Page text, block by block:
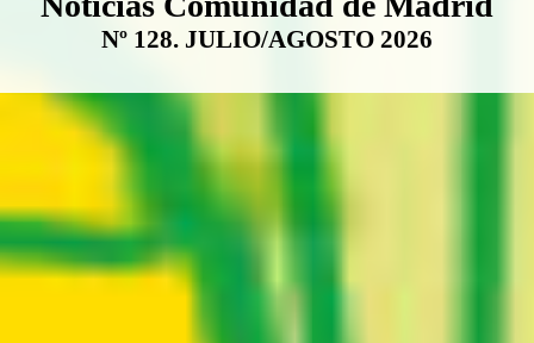
Nº 128. JULIO/AGOSTO 2026